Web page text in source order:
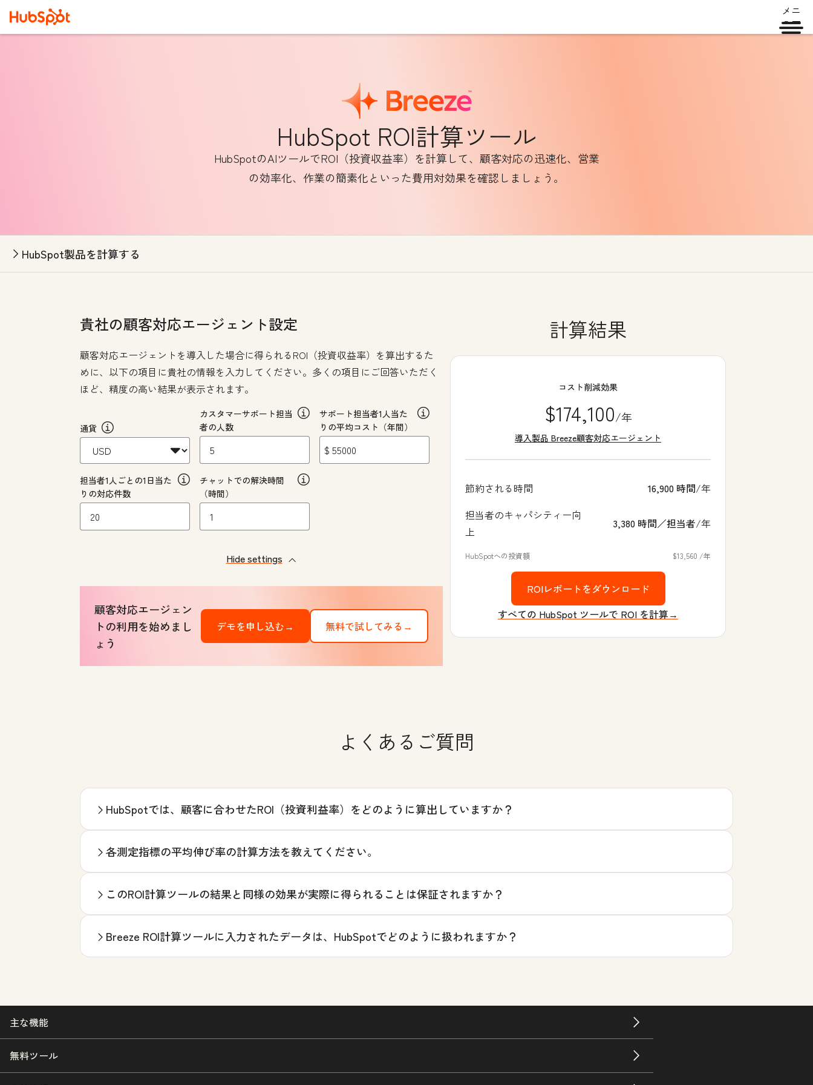
メニ
ュー
HubSpot ROI計算ツール
HubSpotのAIツールでROI（投資収益率）を計算して、顧客対応の迅速化、営業
の効率化、作業の簡素化といった費用対効果を確認しましょう。
HubSpot製品を計算する
貴社の顧客対応エージェント設定
顧客対応エージェントを導入した場合に得られるROI（投資収益率）を算出するた
めに、以下の項目に貴社の情報を入力してください。多くの項目にご回答いただく
ほど、精度の高い結果が表示されます。
通貨
カスタマーサポート担当
者の人数
サポート担当者1人当た
りの平均コスト（年間）
$
担当者1人ごとの1日当た
りの対応件数
チャットでの解決時間
（時間）
Hide settings
顧客対応エージェン
トの利用を始めまし
ょう
デモを申し込む→ 無料で試してみる→
計算結果
コスト削減効果
$174,100/年
導入製品 Breeze顧客対応エージェント
節約される時間 16,900 時間/年
担当者のキャパシティー向
上
3,380 時間／担当者/年
HubSpotへの投資額 $13,560 /年
ROIレポートをダウンロード
すべての HubSpot ツールで ROI を計算→
よくあるご質問
HubSpotでは、顧客に合わせたROI（投資利益率）をどのように算出していますか？
各測定指標の平均伸び率の計算方法を教えてください。
このROI計算ツールの結果と同様の効果が実際に得られることは保証されますか？
Breeze ROI計算ツールに入力されたデータは、HubSpotでどのように扱われますか？
主な機能
無料ツール